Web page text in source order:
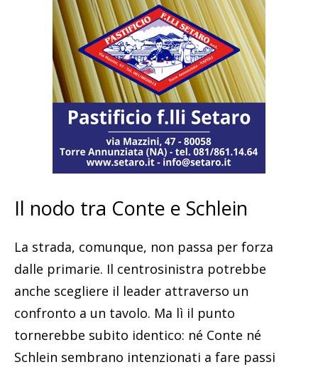
Il nodo tra Conte e Schlein
La strada, comunque, non passa per forza
dalle primarie. Il centrosinistra potrebbe
anche scegliere il leader attraverso un
confronto a un tavolo. Ma lì il punto
tornerebbe subito identico: né Conte né
Schlein sembrano intenzionati a fare passi